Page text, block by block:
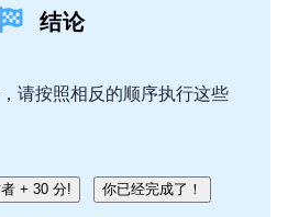
结论
请按照相反的顺序执行这些
+ 30 分! 你已经完成了！